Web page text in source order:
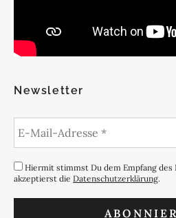
Newsletter
Hiermit stimmst Du dem Empfang
akzeptierst die Datenschutzerklärung.